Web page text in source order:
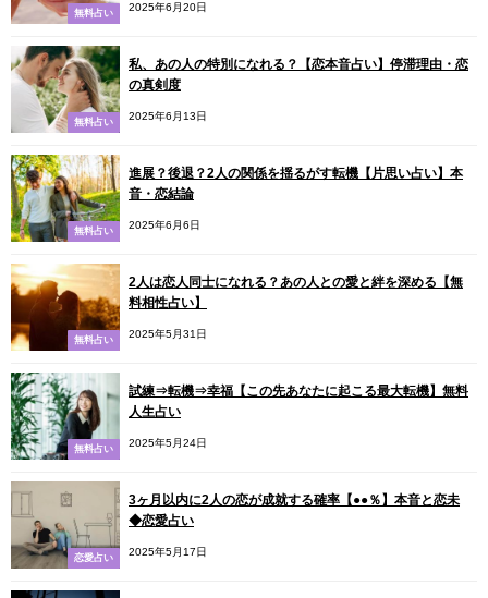
無料占い
2025年6月20日
無料占い
私、あの人の特別になれる？【恋本音占い】停滞理由・恋
の真剣度
2025年6月13日
無料占い
進展？後退？2人の関係を揺るがす転機【片思い占い】本
音・恋結論
2025年6月6日
無料占い
2人は恋人同士になれる？あの人との愛と絆を深める【無
料相性占い】
2025年5月31日
無料占い
試練⇒転機⇒幸福【この先あなたに起こる最大転機】無料
人生占い
2025年5月24日
恋愛占い
3ヶ月以内に2人の恋が成就する確率【●●％】本音と恋未
◆恋愛占い
2025年5月17日